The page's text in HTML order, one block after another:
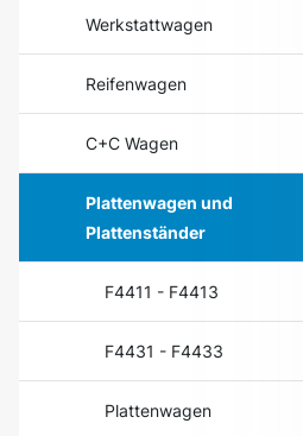
Werkstattwagen
Reifenwagen
C+C Wagen
Plattenwagen und
Plattenständer
F4411 - F4413
F4431 - F4433
Plattenwagen